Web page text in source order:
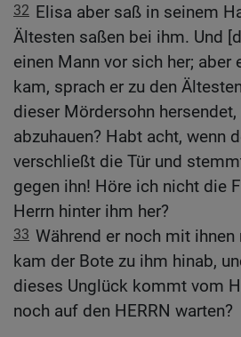
32 Elisa aber saß in seinem
Ältesten saßen bei ihm. Und
einen Mann vor sich her; aber
kam, sprach er zu den
dieser Mördersohn
abzuhauen? Habt acht, wenn
verschließt die Tür und
gegen ihn! Höre ich nicht die
Herrn hinter ihm her?
33 Während er noch mit ihnen
kam der Bote zu ihm hinab,
dieses Unglück kommt vom
noch auf den HERRN warten?